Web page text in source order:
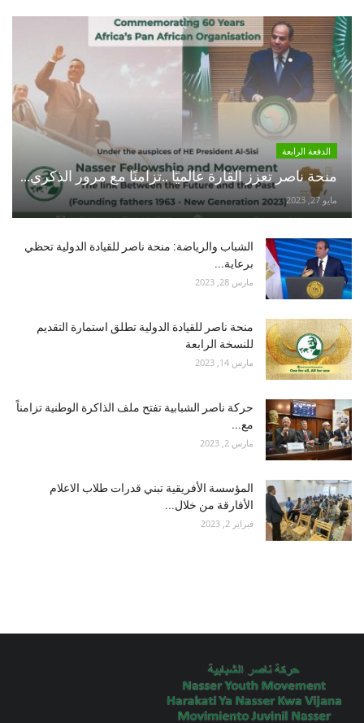
الدفعة الرابعة
منحة ناصر تعزز القارة عالميًا ..تزامنًا مع مرور الذكري...
مايو 27, 2023
الشباب والرياضة: منحة ناصر للقيادة الدولية تحظي
برعاية...
مارس 28, 2023
منحة ناصر للقيادة الدولية تطلق استمارة التقديم
للنسخة الرابعة
مارس 14, 2023
حركة ناصر الشبابية تفتح ملف الذاكرة الوطنية تزامناً
مع...
مارس 2, 2023
المؤسسة الأفريقية تبني قدرات طلاب الاعلام
الأفارقة من خلال...
فبراير 2, 2023